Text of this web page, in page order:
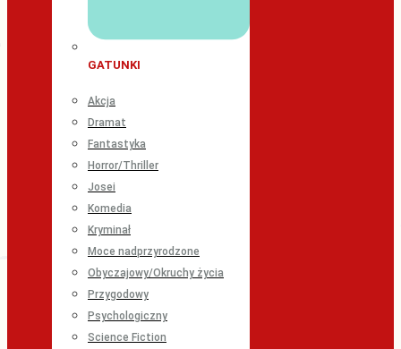
GATUNKI
Akcja
Dramat
Fantastyka
Horror/Thriller
Josei
Komedia
Kryminał
Moce nadprzyrodzone
Obyczajowy/Okruchy życia
Przygodowy
Psychologiczny
Science Fiction